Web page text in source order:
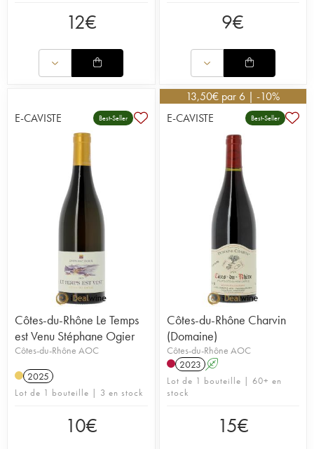
12€ 9€
E-CAVISTE Best-Seller
Côtes-du-Rhône Le Temps
est Venu Stéphane Ogier
Côtes-du-Rhône AOC
2025
Lot de 1 bouteille | 3 en stock
10€
13,50€ par 6 | -10%
E-CAVISTE
Best-Seller
Côtes-du-Rhône Charvin
(Domaine)
Côtes-du-Rhône AOC
2023 A
Lot de 1 bouteille | 60+ en
stock
15€